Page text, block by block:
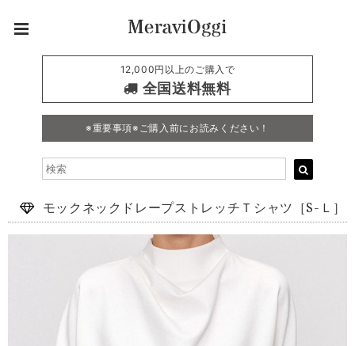
12,000円以上のご購入で
全国送料無料
※重要事項※ご購入前にお読みください！
モックネックドレープストレッチＴシャツ［S-Ｌ］